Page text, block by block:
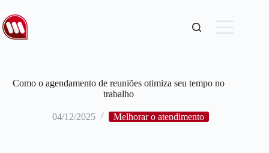
Como o agendamento de reuniões otimiza seu tempo no
trabalho
04/12/2025 Melhorar o atendimento